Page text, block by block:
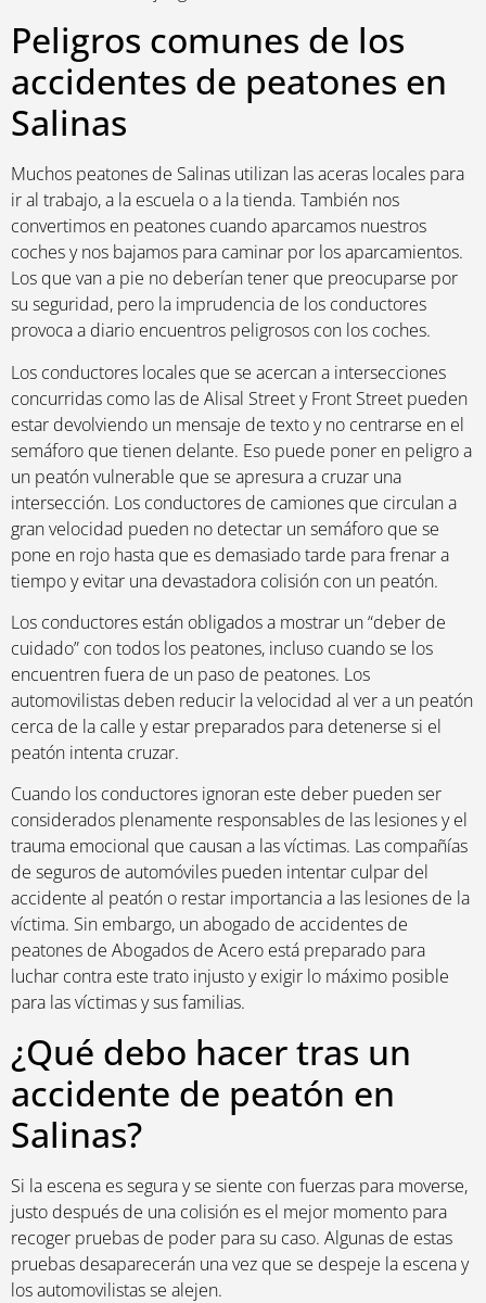
Peligros comunes de los
accidentes de peatones en
Salinas
Muchos peatones de Salinas utilizan las aceras locales para
ir al trabajo, a la escuela o a la tienda. También nos
convertimos en peatones cuando aparcamos nuestros
coches y nos bajamos para caminar por los aparcamientos.
Los que van a pie no deberían tener que preocuparse por
su seguridad, pero la imprudencia de los conductores
provoca a diario encuentros peligrosos con los coches.
Los conductores locales que se acercan a intersecciones
concurridas como las de Alisal Street y Front Street pueden
estar devolviendo un mensaje de texto y no centrarse en el
semáforo que tienen delante. Eso puede poner en peligro a
un peatón vulnerable que se apresura a cruzar una
intersección. Los conductores de camiones que circulan a
gran velocidad pueden no detectar un semáforo que se
pone en rojo hasta que es demasiado tarde para frenar a
tiempo y evitar una devastadora colisión con un peatón.
Los conductores están obligados a mostrar un “deber de
cuidado” con todos los peatones, incluso cuando se los
encuentren fuera de un paso de peatones. Los
automovilistas deben reducir la velocidad al ver a un peatón
cerca de la calle y estar preparados para detenerse si el
peatón intenta cruzar.
Cuando los conductores ignoran este deber pueden ser
considerados plenamente responsables de las lesiones y el
trauma emocional que causan a las víctimas. Las compañías
de seguros de automóviles pueden intentar culpar del
accidente al peatón o restar importancia a las lesiones de la
víctima. Sin embargo, un abogado de accidentes de
peatones de Abogados de Acero está preparado para
luchar contra este trato injusto y exigir lo máximo posible
para las víctimas y sus familias.
¿Qué debo hacer tras un
accidente de peatón en
Salinas?
Si la escena es segura y se siente con fuerzas para moverse,
justo después de una colisión es el mejor momento para
recoger pruebas de poder para su caso. Algunas de estas
pruebas desaparecerán una vez que se despeje la escena y
los automovilistas se alejen.